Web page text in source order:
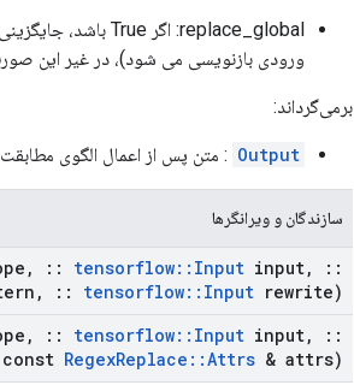
replace_global: اگر True باشد، جایگزینی جهانی است (یعنی تمام مطابقت های عبارت منظم
ورودی بازنویسی می شود)، در غیر این
برمی‌گرداند:
Output : متن پس از اعمال الگوی
سازندگان و ویرانگرها
, :: tensorflow:: Input input,
::
, :: tensorflow:: Input rewrite)
, :: tensorflow:: Input input,
::
const RegexReplace ::Attrs & attrs)